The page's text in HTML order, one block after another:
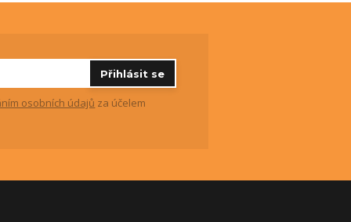
Přihlásit se
osobních údajů za účelem